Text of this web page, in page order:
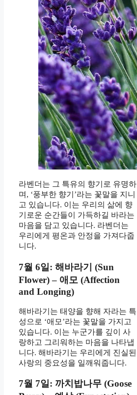
라벤더는 그 특유의 향기로 유명하
며, ‘풍부한 향기’라는 꽃말을 지니
고 있습니다. 이는 우리의 삶에 향
기로운 순간들이 가득하길 바라는
마음을 담고 있습니다. 라벤더는
우리에게 평온과 안정을 가져다줍
니다.
7월 6일: 해바라기 (Sun
Flower) – 애모 (Affection
and Longing)
해바라기는 태양을 향해 자라는 특
성으로 ‘애모’라는 꽃말을 가지고
있습니다. 이는 누군가를 깊이 사
랑하고 그리워하는 마음을 나타냅
니다. 해바라기는 우리에게 진실된
사랑의 중요성을 일깨워줍니다.
7월 7일: 까치밥나무 (Goose